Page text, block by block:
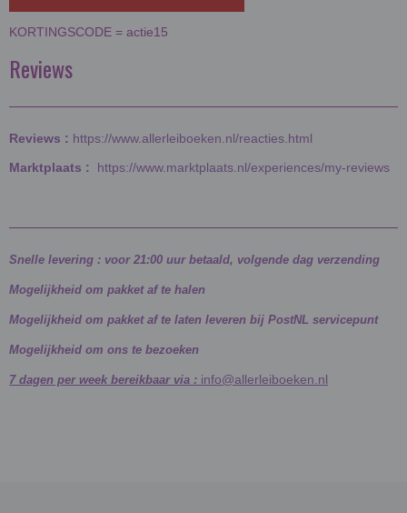
KORTINGSCODE = actie15
Reviews
Reviews : https://www.allerleiboeken.nl/reacties.html
Marktplaats : https://www.marktplaats.nl/experiences/my-reviews
Snelle levering : voor 21:00 uur betaald, volgende dag verzending
Mogelijkheid om pakket af te halen
Mogelijkheid om pakket af te laten leveren bij PostNL servicepunt
Mogelijkheid om ons te bezoeken
7 dagen per week bereikbaar via : info@allerleiboeken.nl